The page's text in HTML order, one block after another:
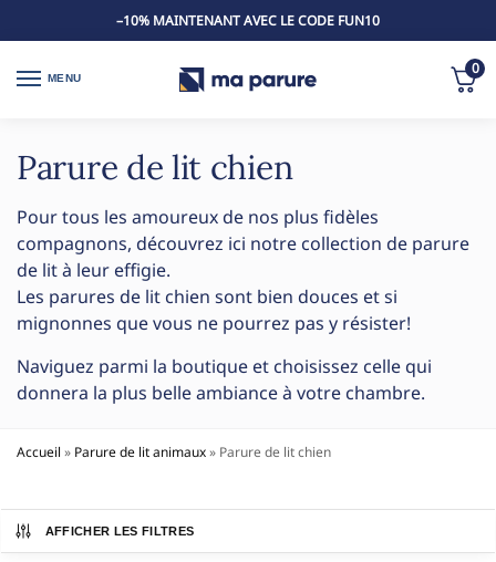
–10% MAINTENANT AVEC LE CODE FUN10
MENU
0
Parure de lit chien
Pour tous les amoureux de nos plus fidèles
compagnons, découvrez ici notre collection de parure
de lit à leur effigie.
Les parures de lit chien sont bien douces et si
mignonnes que vous ne pourrez pas y résister!
Naviguez parmi la boutique et choisissez celle qui
donnera la plus belle ambiance à votre chambre.
Accueil » Parure de lit animaux» Parure de lit chien
AFFICHER LES FILTRES